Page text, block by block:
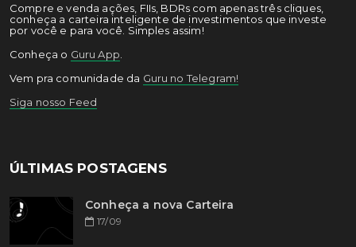
Compre e venda ações, FIIs, BDRs com apenas três cliques,
conheça a carteira inteligente de investimentos que investe
por você e para você. Simples assim!
Conheça o Guru App
Vem pra comunidade da Guru no Telegram!
Siga nosso Feed
ÚLTIMAS POSTAGENS
Conheça a nova Carteira
17/09